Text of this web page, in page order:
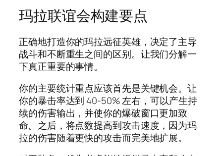
玛拉联谊会构建要点
正确地打造你的玛拉远征英雄，决定了主导
战斗和不断重生之间的区别。让我们分解一
下真正重要的事情。
你的主要统计重点应该首先是关键机会。让
你的暴击率达到 40-50% 左右，可以产生持
续的伤害输出，并使你的爆破窗口更加致
命。之后，将点数提高到攻击速度，因为玛
拉的伤害随着更快的攻击而完美地扩展。